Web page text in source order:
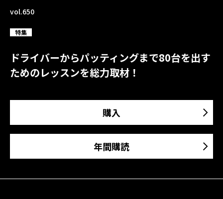
vol.650
特集
ドライバーからパッティングまで80台を出す
ためのレッスンを総力取材！
購入
年間購読